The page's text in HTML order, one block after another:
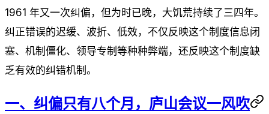
1961 年又一次纠偏，但为时已晚，大饥荒持续了三四年。
纠正错误的迟缓、波折、低效，不仅反映这个制度信息闭
塞、机制僵化、领导专制等种种弊端，还反映这个制度缺
乏有效的纠错机制。
一、纠偏只有八个月，庐山会议一风吹